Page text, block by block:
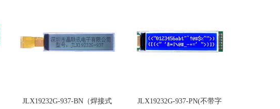
JLX19232G-937-BN（焊接式 JLX19232G-937-PN(不带字